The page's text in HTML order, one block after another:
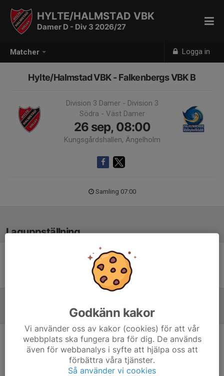
Matcher Logga in
HYLTE/HALMSTAD VBK
Damer D - Div 3 2026/27
Hylte/Halmstad VBK - Falkenbergs VBK B
Division 3 Damer - Division 3
Södra - Väst Damer
26 sep, 08:00
Kungsgårdshallen, Ängelholm
Samling 07:00
Laguppställning
Ingen uppställning ifylld
Inget skrivet
Godkänn kakor
Vi använder oss av kakor (cookies) för att vår
webbplats ska fungera bra för dig. De används
även för webbanalys i syfte att hjälpa oss att
förbättra våra tjänster.
Så använder vi cookies